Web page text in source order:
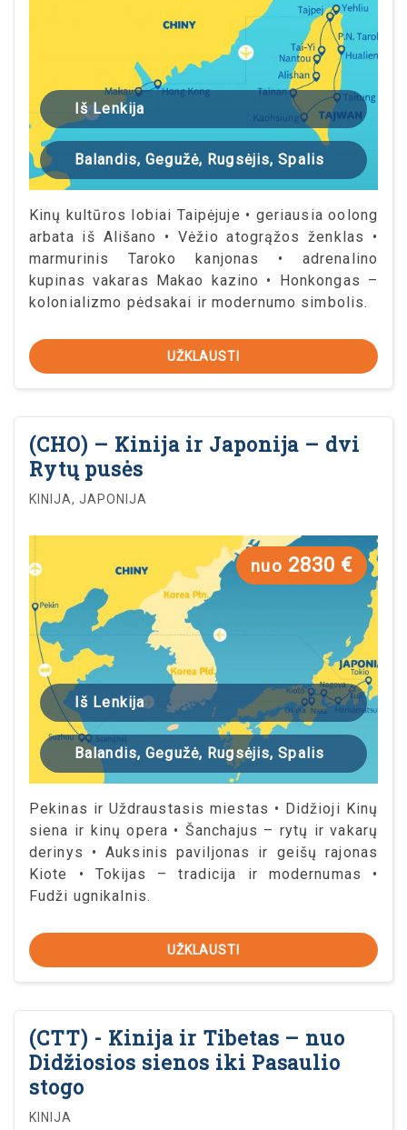
Iš Lenkija
Balandis, Gegužė, Rugsėjis, Spalis
Kinų kultūros lobiai Taipėjuje • geriausia oolong
arbata iš Ališano • Vėžio atogrąžos ženklas •
marmurinis Taroko kanjonas • adrenalino
kupinas vakaras Makao kazino • Honkongas –
kolonializmo pėdsakai ir modernumo simbolis.
UŽKLAUSTI
(CHO) – Kinija ir Japonija – dvi
Rytų pusės
KINIJA, JAPONIJA
nuo 2830 €
Iš Lenkija
Balandis, Gegužė, Rugsėjis, Spalis
Pekinas ir Uždraustasis miestas • Didžioji Kinų
siena ir kinų opera • Šanchajus – rytų ir vakarų
derinys • Auksinis paviljonas ir geišų rajonas
Kiote • Tokijas – tradicija ir modernumas •
Fudži ugnikalnis.
UŽKLAUSTI
(CTT) - Kinija ir Tibetas – nuo
Didžiosios sienos iki Pasaulio
stogo
KINIJA